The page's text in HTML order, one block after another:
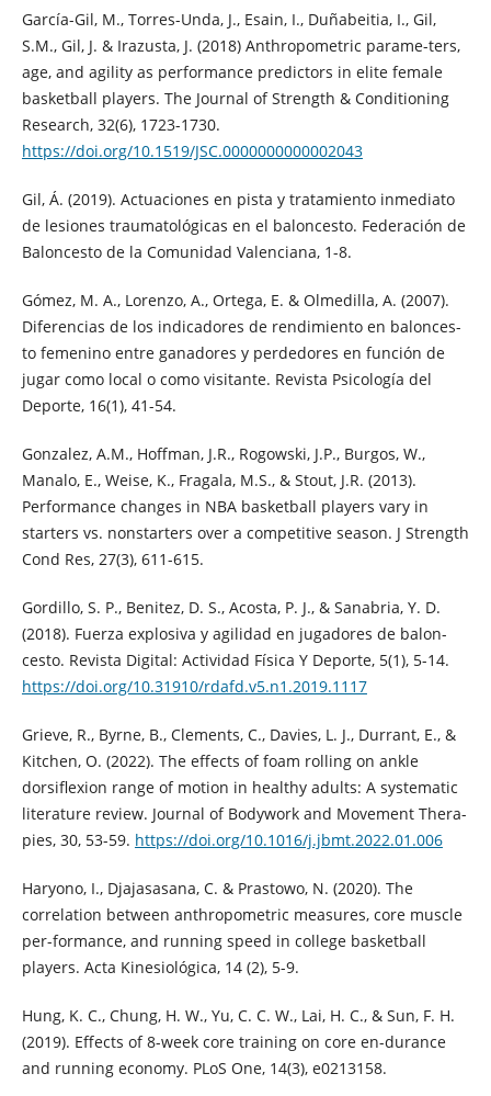
García-Gil, M., Torres-Unda, J., Esain, I., Duñabeitia, I., Gil,
S.M., Gil, J. & Irazusta, J. (2018) Anthropometric parame-ters,
age, and agility as performance predictors in elite female
basketball players. The Journal of Strength & Conditioning
Research, 32(6), 1723-1730.
https://doi.org/10.1519/JSC.0000000000002043
Gil, Á. (2019). Actuaciones en pista y tratamiento inmediato
de lesiones traumatológicas en el baloncesto. Federación de
Baloncesto de la Comunidad Valenciana, 1-8.
Gómez, M. A., Lorenzo, A., Ortega, E. & Olmedilla, A. (2007).
Diferencias de los indicadores de rendimiento en balonces-
to femenino entre ganadores y perdedores en función de
jugar como local o como visitante. Revista Psicología del
Deporte, 16(1), 41-54.
Gonzalez, A.M., Hoffman, J.R., Rogowski, J.P., Burgos, W.,
Manalo, E., Weise, K., Fragala, M.S., & Stout, J.R. (2013).
Performance changes in NBA basketball players vary in
starters vs. nonstarters over a competitive season. J Strength
Cond Res, 27(3), 611-615.
Gordillo, S. P., Benitez, D. S., Acosta, P. J., & Sanabria, Y. D.
(2018). Fuerza explosiva y agilidad en jugadores de balon-
cesto. Revista Digital: Actividad Física Y Deporte, 5(1), 5-14.
https://doi.org/10.31910/rdafd.v5.n1.2019.1117
Grieve, R., Byrne, B., Clements, C., Davies, L. J., Durrant, E., &
Kitchen, O. (2022). The effects of foam rolling on ankle
dorsiflexion range of motion in healthy adults: A systematic
literature review. Journal of Bodywork and Movement Thera-
pies, 30, 53-59. https://doi.org/10.1016/j.jbmt.2022.01.006
Haryono, I., Djajasasana, C. & Prastowo, N. (2020). The
correlation between anthropometric measures, core muscle
per-formance, and running speed in college basketball
players. Acta Kinesiológica, 14 (2), 5-9.
Hung, K. C., Chung, H. W., Yu, C. C. W., Lai, H. C., & Sun, F. H.
(2019). Effects of 8-week core training on core en-durance
and running economy. PLoS One, 14(3), e0213158.